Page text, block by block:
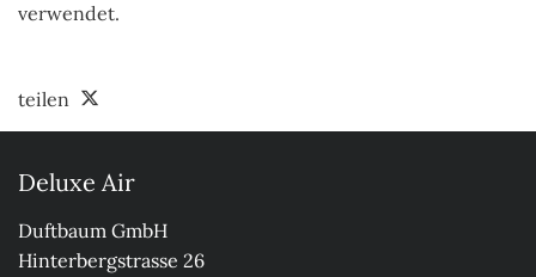
verwendet.
teilen
Deluxe Air
Duftbaum GmbH
Hinterbergstrasse 26